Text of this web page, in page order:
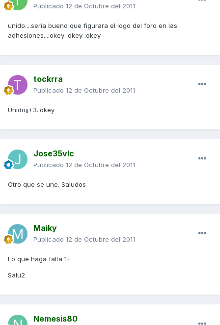
Publicado 12 de Octubre del 2011
unido....seria bueno que figurara el logo del foro en las
adhesiones...:okey :okey :okey
tockrra
Publicado 12 de Octubre del 2011
Unido¡¡+3.:okey
Jose35vlc
Publicado 12 de Octubre del 2011
Otro que se une. Saludos
Maiky
Publicado 12 de Octubre del 2011
Lo que haga falta 1+
Salu2
Nemesis80